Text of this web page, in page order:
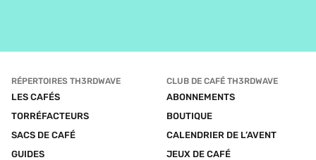
RÉPERTOIRES TH3RDWAVE
LES CAFÉS
TORRÉFACTEURS
SACS DE CAFÉ
GUIDES
CLUB DE CAFÉ TH3RDWAVE
ABONNEMENTS
BOUTIQUE
CALENDRIER DE L’AVENT
JEUX DE CAFÉ